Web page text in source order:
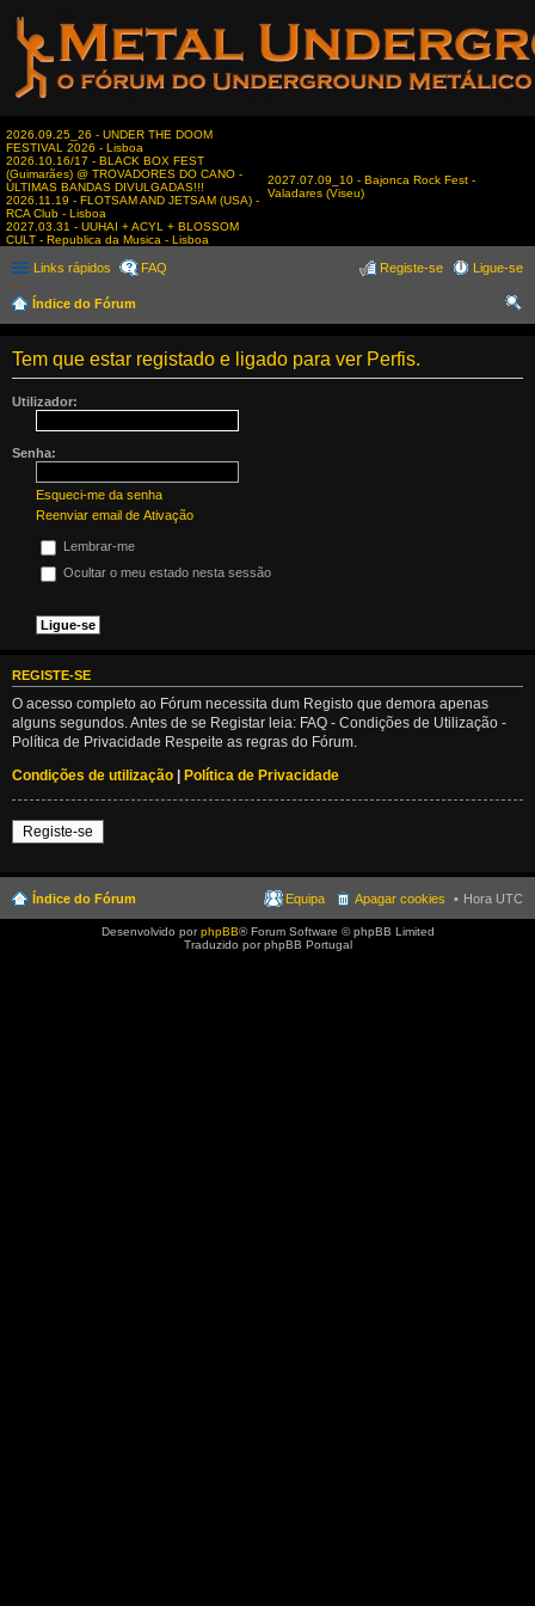
2026.09.25_26 - UNDER THE DOOM
FESTIVAL 2026 - Lisboa
2026.10.16/17 - BLACK BOX FEST
(Guimarães) @ TROVADORES DO CANO -
ÚLTIMAS BANDAS DIVULGADAS!!!
2026.11.19 - FLOTSAM AND JETSAM (USA) -
RCA Club - Lisboa
2027.03.31 - UUHAI + ACYL + BLOSSOM
CULT - Republica da Musica - Lisboa
2027.07.09_10 - Bajonca Rock Fest -
Valadares (Viseu)
Links rápidos FAQ Ligue-se
Registe-se
Índice do Fórum
Tem que estar registado e ligado para ver Perfis.
Utilizador:
Senha:
Esqueci-me da senha
Reenviar email de Ativação
Lembrar-me
Ocultar o meu estado nesta sessão
REGISTE-SE
O acesso completo ao Fórum necessita dum Registo que demora apenas
alguns segundos. Antes de se Registar leia: FAQ - Condições de Utilização -
Política de Privacidade Respeite as regras do Fórum.
Condições de utilização | Política de Privacidade
Registe-se
Índice do Fórum Hora UTC
Apagar cookies
Equipa
Desenvolvido porphpBB® Forum Software © phpBB Limited
Traduzido por phpBB Portugal